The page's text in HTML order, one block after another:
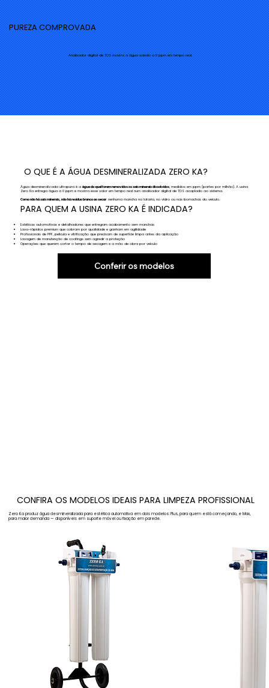
PUREZA COMPROVADA
Analisador digital de TDS mostra a água saindo a 0 ppm em tempo real.
O QUE É A ÁGUA DESMINERALIZADA ZERO KA?
Água desmineralizada ultrapura é aágua da qual foram removidos os sais minerais dissolvidos, medidos em ppm (partes por milhão). A usina
Zero Ka entrega água a 0 ppm e mostra esse valor em tempo real num analisador digital de TDS acoplado ao sistema.
Como não há sais minerais, não há resíduo branco ao secar: nenhuma mancha na lataria, no vidro ou nas borrachas do veículo.
PARA QUEM A USINA ZERO KA É INDICADA?
Estéticas automotivas e detalhadores que entregam acabamento sem manchas
Lava-rápidos premium que cobram por qualidade e ganham em agilidade
Profissionais de PPF, película e vitrificação que precisam de superfície limpa antes da aplicação
Lavagem de manutenção de coatings sem agredir a proteção
Operações que querem cortar o tempo de secagem e a mão de obra por veículo
CONFIRA OS MODELOS IDEAIS PARA LIMPEZA PROFISSIONAL
Zero Ka produz água desmineralizada para estética automotiva em dois modelos: Plus, para quem está começando, e Max,
para maior demanda — disponíveis em suporte móvel ou fixação em parede.